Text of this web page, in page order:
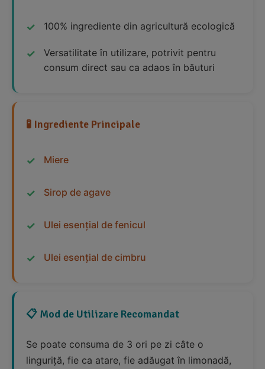
100% ingrediente din agricultură ecologică
Versatilitate în utilizare, potrivit pentru
consum direct sau ca adaos în băuturi
🧪 Ingrediente Principale
Miere
Sirop de agave
Ulei esențial de fenicul
Ulei esențial de cimbru
📋 Mod de Utilizare Recomandat
Se poate consuma de 3 ori pe zi câte o
linguriță, fie ca atare, fie adăugat în limonadă,